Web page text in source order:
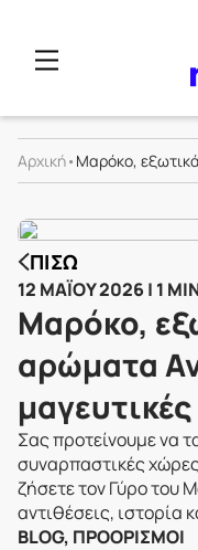
Αρχική• Μαρόκο,
μαγευτικές
ΠΊΣΩ
12 ΜΑΪ́ΟΥ 2026 | 1
Μαρόκο,
αρώματα
Σας προτείνουμε να
συναρπαστικές
ζήσετε τον Γύρο του
αντιθέσεις, ιστορία
BLOG, ΠΡΟΟΡΙΣΜΟΊ